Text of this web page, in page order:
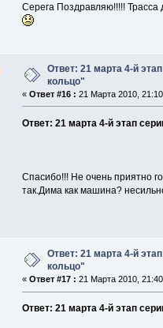
Серега Поздравляю!!!!!
Ответ: 21 марта 4-й
кольцо"
« Ответ #16 : 21 Марта 2010,
Ответ: 21 марта 4-й этап
Спасибо!!! Не очень приятно
так.Дима как машина?
Ответ: 21 марта 4-й
кольцо"
« Ответ #17 : 21 Марта 2010,
Ответ: 21 марта 4-й этап